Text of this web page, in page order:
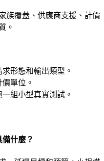
族覆蓋、供應商支援、計價
。
形態和輸出類型。
單位。
組小型真實測試。
什麼？